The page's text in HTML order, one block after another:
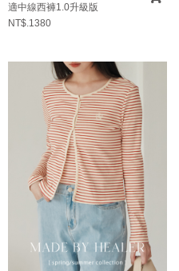
適中線西褲1.0升級版
NT$.1380